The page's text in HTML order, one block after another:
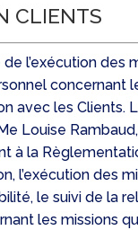
CLIENTS
de l’exécution
concernant
avec les Clients.
Louise
à la
l’exécution des
le suivi de la
les missions